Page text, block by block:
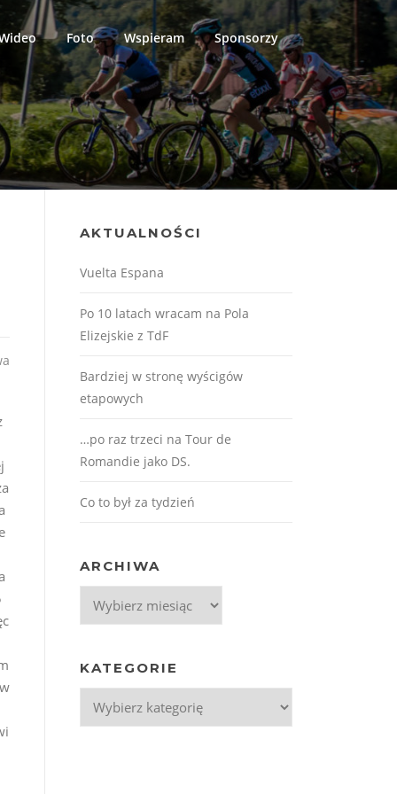
Foto Wspieram Sponsorzy
AKTUALNOŚCI
Vuelta Espana
Po 10 latach wracam na Pola
Elizejskie z TdF
Bardziej w stronę wyścigów
etapowych
…po raz trzeci na Tour de
Romandie jako DS.
Co to był za tydzień
ARCHIWA
Archiwa
KATEGORIE
Kategorie